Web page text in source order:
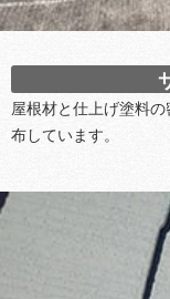
屋根材と仕上げ塗料
布しています。